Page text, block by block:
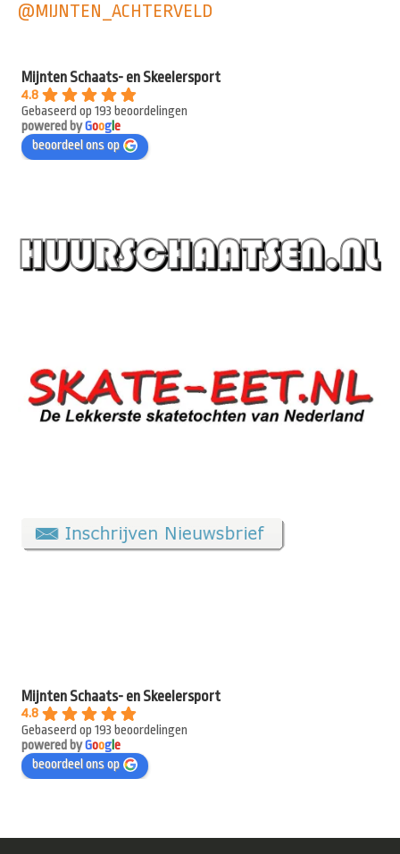
@MIJNTEN_ACHTERVELD
Mijnten Schaats- en Skeelersport
4.8
Gebaseerd op 193 beoordelingen
powered byGooge
beoordeel ons op
Mijnten Schaats- en Skeelersport
4.8
Gebaseerd op 193 beoordelingen
powered byGooge
beoordeel ons op